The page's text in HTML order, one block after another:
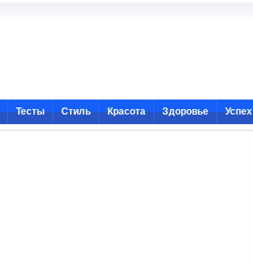
Тесты Стиль Красота Здоровье Успех